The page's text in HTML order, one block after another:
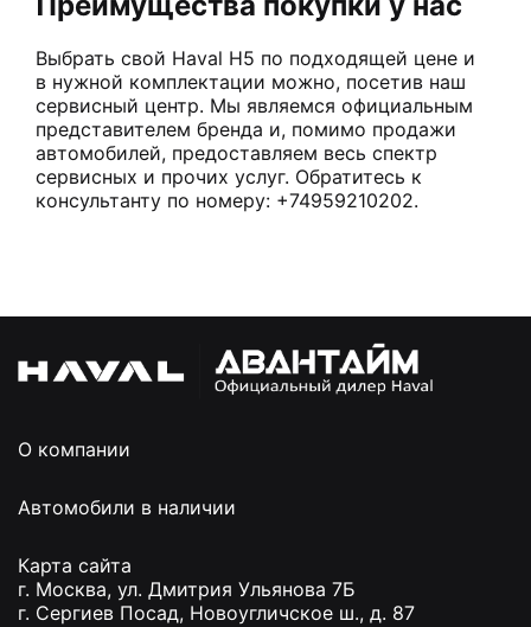
Выбрать свой Haval H5 по подходящей цене и
в нужной комплектации можно, посетив наш
сервисный центр. Мы являемся официальным
представителем бренда и, помимо продажи
автомобилей, предоставляем весь спектр
сервисных и прочих услуг. Обратитесь к
консультанту по номеру: +74959210202.
О компании
Автомобили в наличии
Карта сайта
г. Москва, ул. Дмитрия Ульянова 7Б
г. Сергиев Посад, Новоугличское ш., д. 87